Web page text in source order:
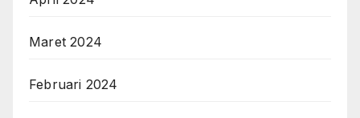
Maret 2024
Februari 2024